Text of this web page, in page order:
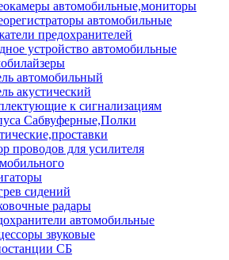
автомобильные,мониторы
автомобильные
предохранителей
устройство автомобильные
автомобильный
акустический
к сигнализациям
Сабвуферные,Полки
проводов для усилителя
сидений
радары
автомобильные
звуковые
СБ